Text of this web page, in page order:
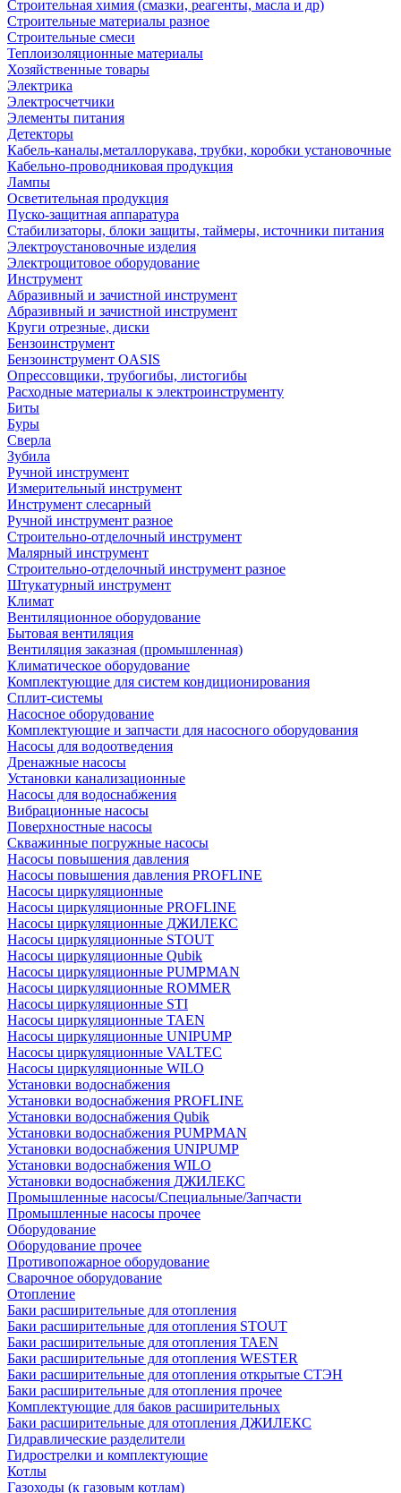
Строительная химия (смазки, реагенты, масла и др)
Строительные материалы разное
Строительные смеси
Теплоизоляционные материалы
Хозяйственные товары
Электрика
Электросчетчики
Элементы питания
Детекторы
Кабель-каналы,металлорукава, трубки, коробки установочные
Кабельно-проводниковая продукция
Лампы
Осветительная продукция
Пуско-защитная аппаратура
Стабилизаторы, блоки защиты, таймеры, источники питания
Электроустановочные изделия
Электрощитовое оборудование
Инструмент
Абразивный и зачистной инструмент
Абразивный и зачистной инструмент
Круги отрезные, диски
Бензоинструмент
Бензоинструмент OASIS
Опрессовщики, трубогибы, листогибы
Расходные материалы к электроинструменту
Биты
Буры
Сверла
Зубила
Ручной инструмент
Измерительный инструмент
Инструмент слесарный
Ручной инструмент разное
Строительно-отделочный инструмент
Малярный инструмент
Строительно-отделочный инструмент разное
Штукатурный инструмент
Климат
Вентиляционное оборудование
Бытовая вентиляция
Вентиляция заказная (промышленная)
Климатическое оборудование
Комплектующие для систем кондиционирования
Сплит-системы
Насосное оборудование
Комплектующие и запчасти для насосного оборудования
Насосы для водоотведения
Дренажные насосы
Установки канализационные
Насосы для водоснабжения
Вибрационные насосы
Поверхностные насосы
Скважинные погружные насосы
Насосы повышения давления
Насосы повышения давления PROFLINE
Насосы циркуляционные
Насосы циркуляционные PROFLINE
Насосы циркуляционные ДЖИЛЕКС
Насосы циркуляционные STOUT
Насосы циркуляционные Qubik
Насосы циркуляционные PUMPMAN
Насосы циркуляционные ROMMER
Насосы циркуляционные STI
Насосы циркуляционные TAEN
Насосы циркуляционные UNIPUMP
Насосы циркуляционные VALTEC
Насосы циркуляционные WILO
Установки водоснабжения
Установки водоснабжения PROFLINE
Установки водоснабжения Qubik
Установки водоснабжения PUMPMAN
Установки водоснабжения UNIPUMP
Установки водоснабжения WILO
Установки водоснабжения ДЖИЛЕКС
Промышленные насосы/Специальные/Запчасти
Промышленные насосы прочее
Оборудование
Оборудование прочее
Противопожарное оборудование
Сварочное оборудование
Отопление
Баки расширительные для отопления
Баки расширительные для отопления STOUT
Баки расширительные для отопления TAEN
Баки расширительные для отопления WESTER
Баки расширительные для отопления открытые СТЭН
Баки расширительные для отопления прочее
Комплектующие для баков расширительных
Баки расширительные для отопления ДЖИЛЕКС
Гидравлические разделители
Гидрострелки и комплектующие
Котлы
Газоходы (к газовым котлам)